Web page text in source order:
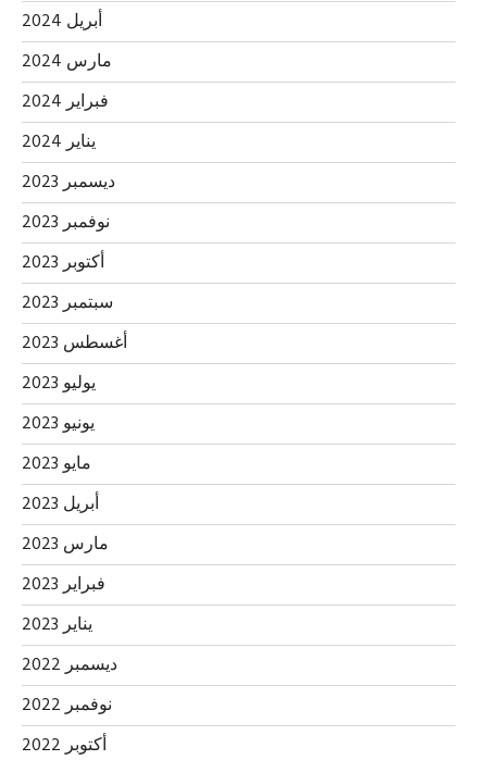
أبريل 2024
مارس 2024
فبراير 2024
يناير 2024
ديسمبر 2023
نوفمبر 2023
أكتوبر 2023
سبتمبر 2023
أغسطس 2023
يوليو 2023
يونيو 2023
مايو 2023
أبريل 2023
مارس 2023
فبراير 2023
يناير 2023
ديسمبر 2022
نوفمبر 2022
أكتوبر 2022